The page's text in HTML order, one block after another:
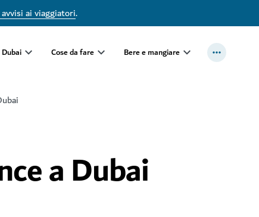
ai viaggiatori.
Cose da fare Bere e mangiare
a Dubai